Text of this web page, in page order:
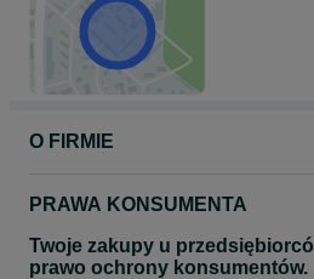
O FIRMIE
PRAWA KONSUMENTA
Twoje zakupy u
prawo ochrony konsumentów.